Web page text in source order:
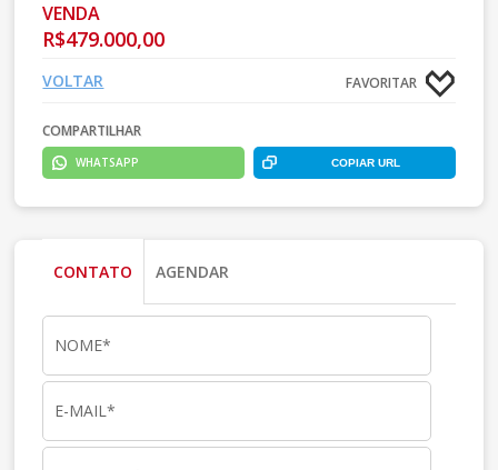
VENDA
R$479.000,00
FAVORITAR
VOLTAR
COMPARTILHAR
WHATSAPP COPIAR URL
CONTATO AGENDAR